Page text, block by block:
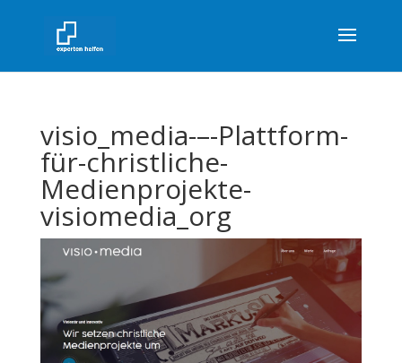
visio_media-–-Plattform-
für-christliche-
Medienprojekte-
visiomedia_org